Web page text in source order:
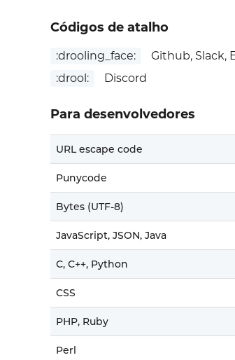
Códigos de atalho
:drooling_face:
Github, Slack,
:drool:
Discord
Para desenvolvedores
URL escape code
Punycode
Bytes (UTF-8)
JavaScript, JSON, Java
C, C++, Python
CSS
PHP, Ruby
Perl